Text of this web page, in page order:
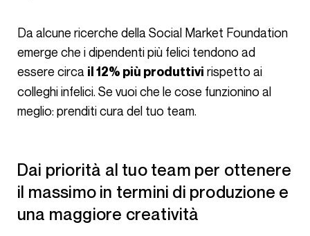
Da alcune ricerche della Social Market Foundation
emerge che i dipendenti più felici tendono ad
essere circa il 12% più produttivi rispetto ai
colleghi infelici. Se vuoi che le cose funzionino al
meglio: prenditi cura del tuo team.
Dai priorità al tuo team per ottenere
il massimo in termini di produzione e
una maggiore creatività